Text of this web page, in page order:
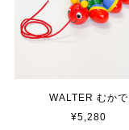
WALTER むかで
¥5,280